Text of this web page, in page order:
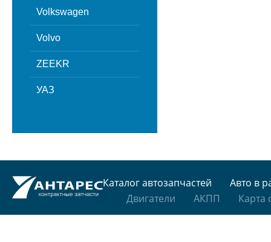
Volkswagen
Volvo
ZEEKR
УАЗ
Каталог автозапчастей
Авто в
Двигатели
АКПП Карта